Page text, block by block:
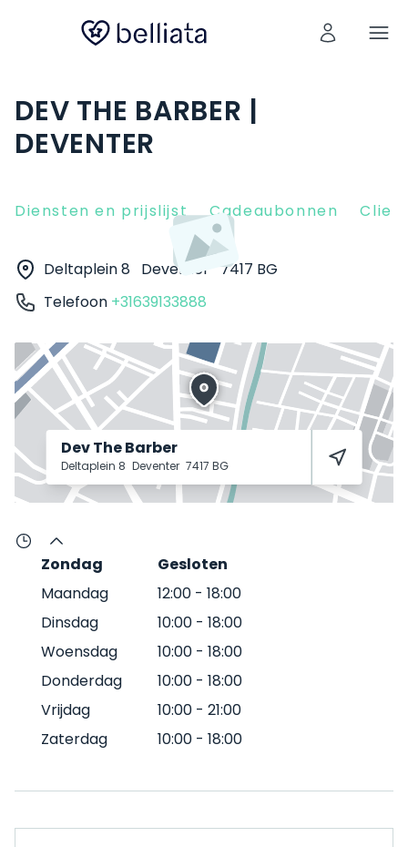
DEV THE BARBER |
DEVENTER
Diensten en prijslijst Cadeaubonnen
Deltaplein 8 Deventer
7417 BG
Telefoon +31639133888
Dev The Barber
Deltaplein 8 Deventer 7417 BG
Zondag
Gesloten
Maandag
12:00 - 18:00
Dinsdag
10:00 - 18:00
Woensdag
10:00 - 18:00
Donderdag
10:00 - 18:00
Vrijdag
10:00 - 21:00
Zaterdag
10:00 - 18:00